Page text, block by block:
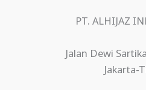
PT. ALHIJAZ
Jalan Dewi
Jakarta-